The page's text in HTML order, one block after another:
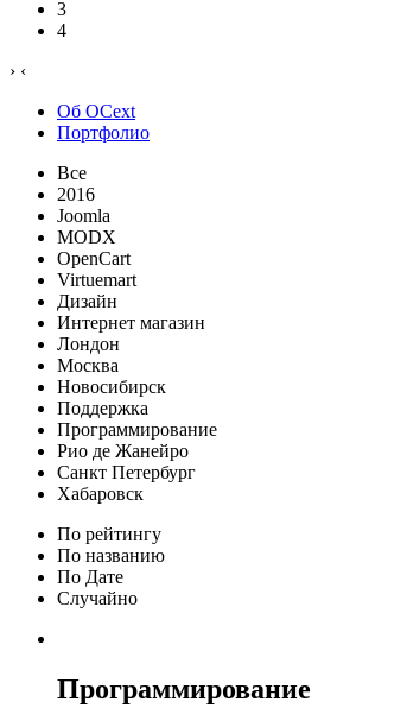
3
4
› ‹
Об OCext
Портфолио
Все
2016
Joomla
MODX
OpenCart
Virtuemart
Дизайн
Интернет магазин
Лондон
Москва
Новосибирск
Поддержка
Программирование
Рио де Жанейро
Санкт Петербург
Хабаровск
По рейтингу
По названию
По Дате
Случайно
Программирование